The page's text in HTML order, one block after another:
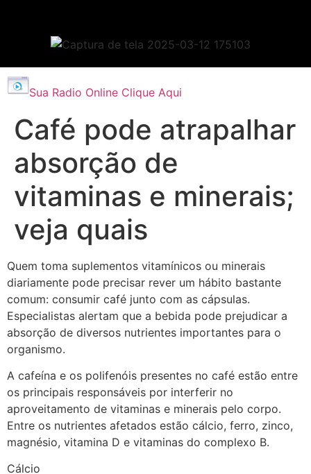
Sua Radio Online Clique Aqui
Café pode atrapalhar
absorção de
vitaminas e minerais;
veja quais
Quem toma suplementos vitamínicos ou minerais
diariamente pode precisar rever um hábito bastante
comum: consumir café junto com as cápsulas.
Especialistas alertam que a bebida pode prejudicar a
absorção de diversos nutrientes importantes para o
organismo.
A cafeína e os polifenóis presentes no café estão entre
os principais responsáveis por interferir no
aproveitamento de vitaminas e minerais pelo corpo.
Entre os nutrientes afetados estão cálcio, ferro, zinco,
magnésio, vitamina D e vitaminas do complexo B.
Cálcio